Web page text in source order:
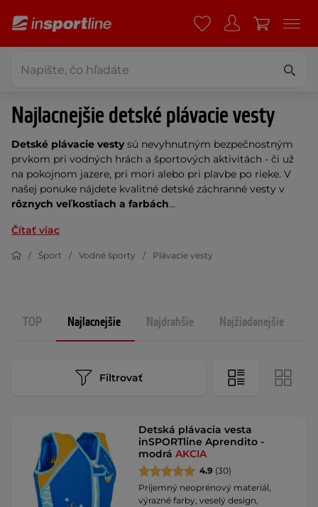
Najlacnejšie detské plávacie vesty
Detské plávacie vestysú nevyhnutným bezpečnostným
prvkom pri vodných hrách a športových aktivitách - či už
na pokojnom jazere, pri mori alebo pri plavbe po rieke. V
našej ponuke nájdete kvalitné detské záchranné vesty v
rôznych veľkostiach a farbách...
Čítať viac
Šport Vodné športy Plávacie vesty
TOP Najlacnejšie Najdrahšie Najžiadanejšie
Filtrovať
Detská plávacia vesta
inSPORTline Aprendito -
modráAKCIA
4.9 (30)
Príjemný neoprénový materiál,
výrazné farby, veselý design,